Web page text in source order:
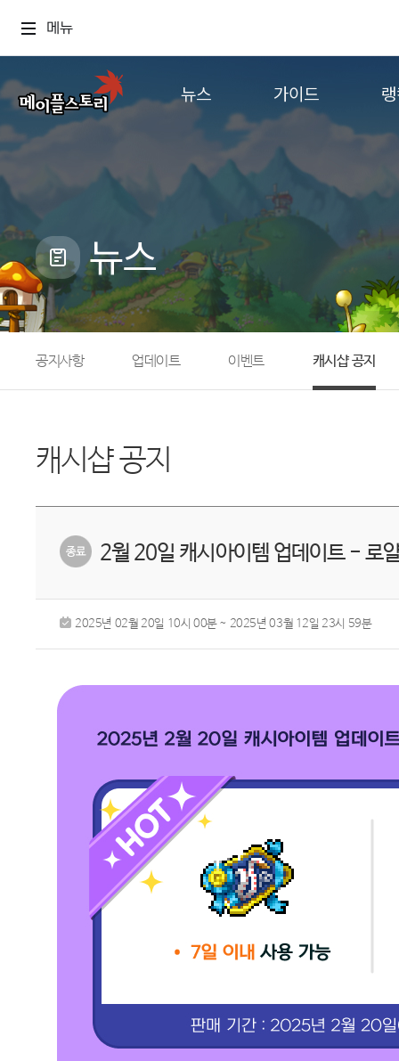
메뉴
뉴스
공지사항
업데이트
캐시샵 공지
메이플 알림판
with maple
가이드
게임정보
직업소개
확률형 아이템
NEXON NOW
뉴스
공지사항 업데이트 이벤트 캐시샵 공지
캐시샵 공지
2월 20일 캐시아이템 업데이트 - 로
2025년 02월 20일 10시 00분 ~ 2025년 03월 12일 23시 59분